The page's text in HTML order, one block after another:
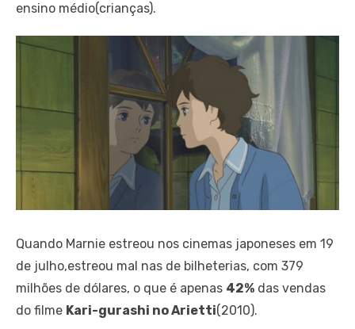
ensino médio(crianças).
Quando Marnie estreou nos cinemas japoneses em 19
de julho,estreou mal nas de bilheterias, com 379
milhões de dólares, o que é apenas 42% das vendas
do filme Kari-gurashi no Arietti(2010).